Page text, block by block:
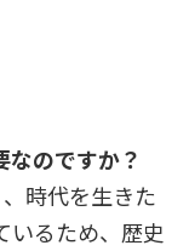
のですか？
時代を生きた
いるため、歴史